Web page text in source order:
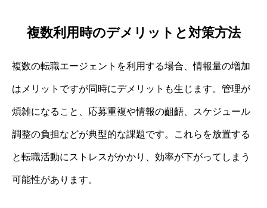
複数利用時のデメリットと対策方法
複数の転職エージェントを利用する場合、情報量の増加
はメリットですが同時にデメリットも生じます。管理が
煩雑になること、応募重複や情報の齟齬、スケジュール
調整の負担などが典型的な課題です。これらを放置する
と転職活動にストレスがかかり、効率が下がってしまう
可能性があります。